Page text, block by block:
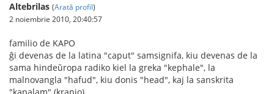
Altebrilas (Arată profil)
2 noiembrie 2010, 20:40:57
familio de KAPO
ĝi devenas de la latina "caput" samsignifa, kiu devenas de la
sama hindeŭropa radiko kiel la greka "kephale", la
malnovangla "hafud", kiu donis "head", kaj la sanskrita